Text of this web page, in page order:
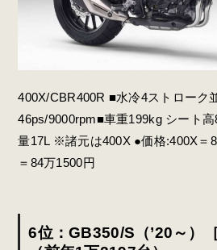
400X/CBR400R ■水冷4ストローク
46ps/9000rpm■車重199kg シート
量17L ※諸元は400X ●価格:400X＝
＝84万1500円
6位：GB350/S（’20～）